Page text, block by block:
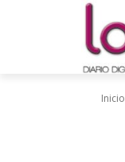
Inicio